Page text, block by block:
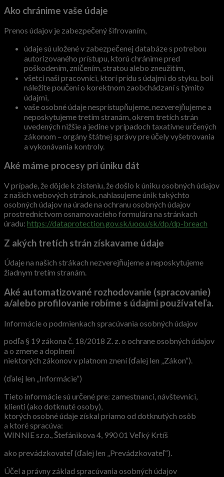
Ako chránime vaše údaje
Prenos údajov je zabezpečený šifrovaním,
údaje sú uložené v zabezpečenej databáze s potrebou
autorizovaného prístupu, ktorú chránime pred
poškodením, zničením, stratou alebo zneužitím,
všetci naši pracovníci, ktorí prídu s údajmi do styku, boli
náležite poučení o korektnom zaobchádzaní s týmito
údajmi,
vaše osobné údaje nesprístupňujeme, nezverejňujeme a
neposkytujeme tretím stranám, okrem tretích strán
uvedených nižšie a jedine v prípadoch taxatívne určených
zákonom – orgány štátnej správy pre účely vyšetrovania
a vykonávania kontroly.
Aké máme procesy pri úniku dát
V prípade, že dôjde k zisteniu, že došlo k úniku osobných údajov
z našich webových stránok, nahlasujeme únik takýchto
osobných údajov na úrade na ochranu osobných údajov
prostredníctvom osnamovacieho formulára na stránkach
úradu: https://dataprotection.gov.sk/uoou/sk/dp/dp-breach
Z akých tretích strán získavame údaje
Údaje na našich strákach nezverejňujeme a neposkytujeme
žiadnym tretím stranám.
Aké automatizované rozhodovanie (spracovanie)
a/alebo profilovanie robíme s údajmi používateľa.
Informácie o podmienkach spracúvania osobných údajov
podľa § 19 zákona č. 18/2018 Z. z. o ochrane osobných údajov
a o zmene a doplnení
niektorých zákonov v platnom znení (ďalej len „Zákon“).
(ďalej len „Informácie“)
Tieto informácie sú určené pre: zamestnanci, návštevníci,
klienti (ako dotknuté osoby),
ktorých osobné údaje získal priamo od dotknutých osôb
a ktoré spracúva:
WINNIE s.r.o., Štefánikova 4, 990 01 Veľký Krtíš
ako prevádzkovateľ (ďalej len „Prevádzkovateľ“).
Účel a právny základ spracúvania osobných údajov